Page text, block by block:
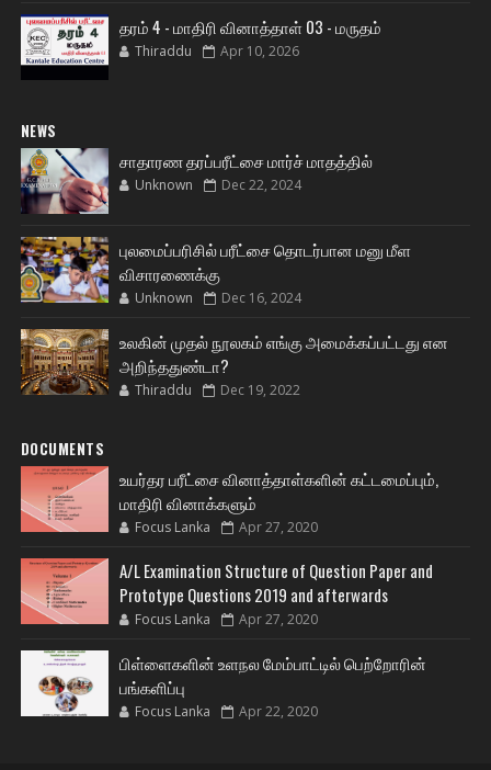
தரம் 4 - மாதிரி வினாத்தாள் 03 - மருதம்
Thiraddu Apr 10, 2026
NEWS
சாதாரண தரப்பரீட்சை மார்ச் மாதத்தில்
Unknown Dec 22, 2024
புலமைப்பரிசில் பரீட்சை தொடர்பான மனு மீள
விசாரணைக்கு
Unknown Dec 16, 2024
உலகின் முதல் நூலகம் எங்கு அமைக்கப்பட்டது என
அறிந்ததுண்டா?
Thiraddu Dec 19, 2022
DOCUMENTS
உயர்தர பரீட்சை வினாத்தாள்களின் கட்டமைப்பும்,
மாதிரி வினாக்களும்
Focus Lanka Apr 27, 2020
A/L Examination Structure of Question Paper and
Prototype Questions 2019 and afterwards
Focus Lanka Apr 27, 2020
பிள்ளைகளின் உளநல மேம்பாட்டில் பெற்றோரின்
பங்களிப்பு
Focus Lanka Apr 22, 2020